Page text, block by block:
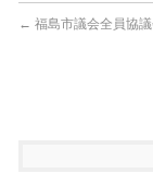
← 福島市議会全員協